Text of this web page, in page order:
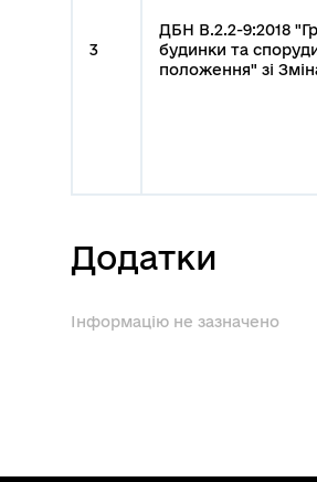
3
ДБН В.2.2-9:2018
будинки та
положення" зі
Додатки
Інформацію не зазначено